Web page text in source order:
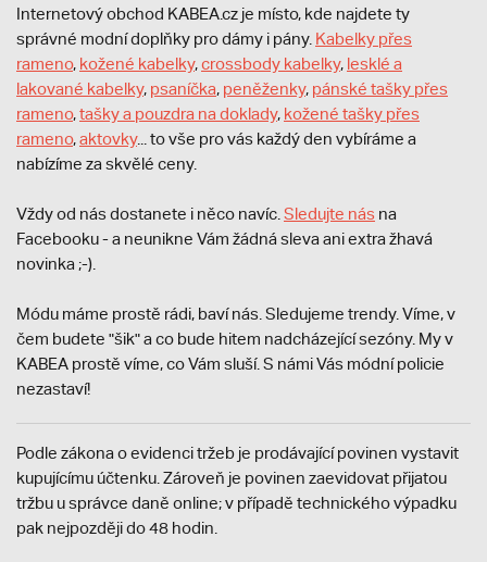
Internetový obchod KABEA.cz je místo, kde najdete ty
správné modní doplňky pro dámy i pány. Kabelky přes
rameno, kožené kabelky,crossbody kabelky, lesklé a
lakované kabelky, psaníčka, peněženky, pánské tašky přes
rameno,tašky a pouzdra na doklady, kožené tašky přes
rameno,aktovky... to vše pro vás každý den vybíráme a
nabízíme za skvělé ceny.
Vždy od nás dostanete i něco navíc. Sledujte nás na
Facebooku - a neunikne Vám žádná sleva ani extra žhavá
novinka ;-).
Módu máme prostě rádi, baví nás. Sledujeme trendy. Víme, v
čem budete "šik" a co bude hitem nadcházející sezóny. My v
KABEA prostě víme, co Vám sluší. S námi Vás módní policie
nezastaví!
Podle zákona o evidenci tržeb je prodávající povinen vystavit
kupujícímu účtenku. Zároveň je povinen zaevidovat přijatou
tržbu u správce daně online; v případě technického výpadku
pak nejpozději do 48 hodin.